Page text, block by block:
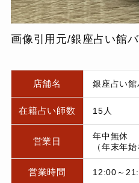
画像引用元/銀座占い館
店舗名 銀座占い
在籍占い師数 15人
営業日
年中無休
（年末年始
営業時間 12:00～